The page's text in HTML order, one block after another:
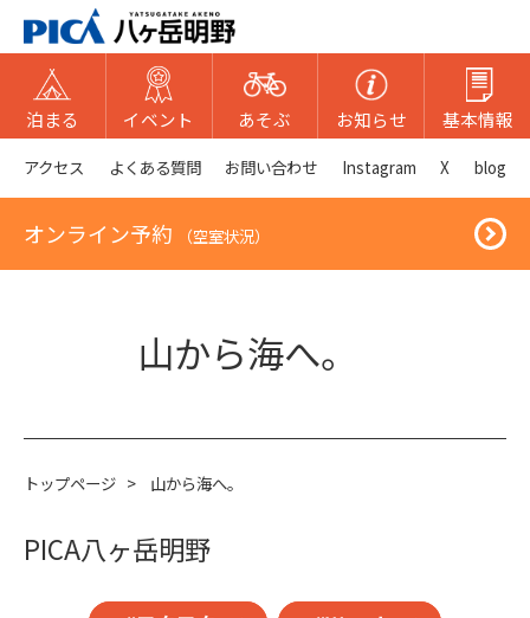
泊まる イベント あそぶ お知らせ 基本情報
アクセス よくある質問 お問い合わせ Instagram X blog
オンライン予約 （空室状況）
山から海へ。
トップページ > 山から海へ。
PICA八ヶ岳明野